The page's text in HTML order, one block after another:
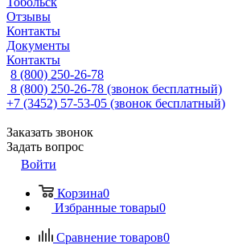
Отзывы
Контакты
Документы
Контакты
8 (800) 250-26-78
8 (800) 250-26-78 (звонок бесплатный)
+7 (3452) 57-53-05 (звонок бесплатный)
Заказать звонок
Задать вопрос
Войти
Корзина0
Избранные товары0
Сравнение товаров0